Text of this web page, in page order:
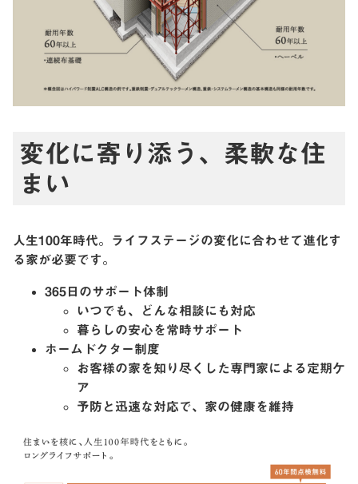
変化に寄り添う、柔軟な住
まい
人生100年時代。ライフステージの変化に合わせて進化す
る家が必要です。
365日のサポート体制
いつでも、どんな相談にも対応
暮らしの安心を常時サポート
ホームドクター制度
お客様の家を知り尽くした専門家による定期ケ
ア
予防と迅速な対応で、家の健康を維持